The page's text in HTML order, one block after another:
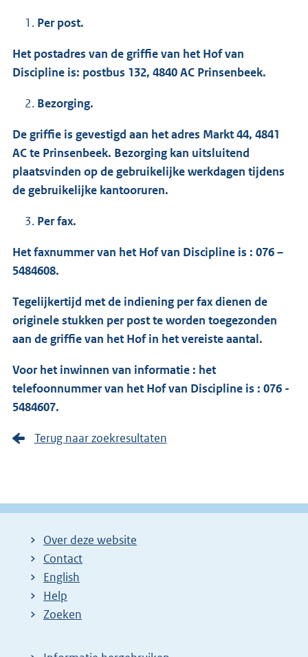
Per post.
Het postadres van de griffie van het Hof van
Discipline is: postbus 132, 4840 AC Prinsenbeek.
Bezorging.
De griffie is gevestigd aan het adres Markt 44, 4841
AC te Prinsenbeek. Bezorging kan uitsluitend
plaatsvinden op de gebruikelijke werkdagen tijdens
de gebruikelijke kantooruren.
Per fax.
Het faxnummer van het Hof van Discipline is : 076 –
5484608.
Tegelijkertijd met de indiening per fax dienen de
originele stukken per post te worden toegezonden
aan de griffie van het Hof in het vereiste aantal.
Voor het inwinnen van informatie : het
telefoonnummer van het Hof van Discipline is : 076 -
5484607.
Terug naar zoekresultaten
Over deze website
Contact
English
Help
Zoeken